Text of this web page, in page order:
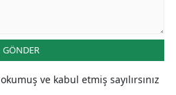
Kırşehir
Kocaeli
GÖNDER
okumuş ve kabul etmiş sayılırsınız